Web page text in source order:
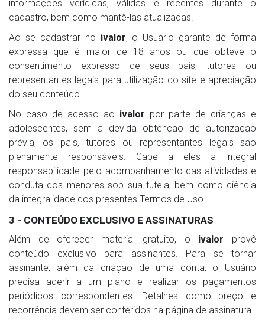
informações verídicas, válidas e recentes durante o
cadastro, bem como mantê-las atualizadas.
Ao se cadastrar no ivalor, o Usuário garante de forma
expressa que é maior de 18 anos ou que obteve o
consentimento expresso de seus pais, tutores ou
representantes legais para utilização do site e apreciação
do seu conteúdo.
No caso de acesso ao ivalor por parte de crianças e
adolescentes, sem a devida obtenção de autorização
prévia, os pais, tutores ou representantes legais são
plenamente responsáveis. Cabe a eles a integral
responsabilidade pelo acompanhamento das atividades e
conduta dos menores sob sua tutela, bem como ciência
da integralidade dos presentes Termos de Uso.
3 - CONTEÚDO EXCLUSIVO E ASSINATURAS
Além de oferecer material gratuito, o ivalor provê
conteúdo exclusivo para assinantes. Para se tornar
assinante, além da criação de uma conta, o Usuário
precisa aderir a um plano e realizar os pagamentos
periódicos correspondentes. Detalhes como preço e
recorrência devem ser conferidos na página de assinatura.